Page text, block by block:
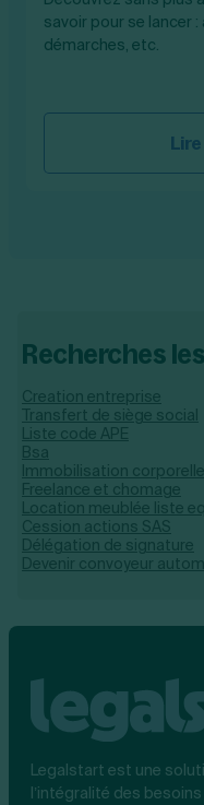
savoir pour se lancer
démarches, etc.
Recherches
Creation entreprise
Transfert de siège social
Liste code APE
Bsa
Immobilisation corporelle
Freelance et chomage
Location meublée liste
Cession actions SAS
Délégation de signature
Devenir convoyeur
Legalstart est une
l’intégralité des